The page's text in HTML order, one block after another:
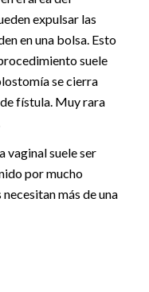
expulsar las
en una bolsa. Esto
suele
se cierra
fístula. Muy rara
vaginal suele ser
por mucho
más de una